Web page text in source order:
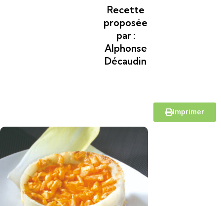
Recette
proposée
par :
Alphonse
Décaudin
Imprimer